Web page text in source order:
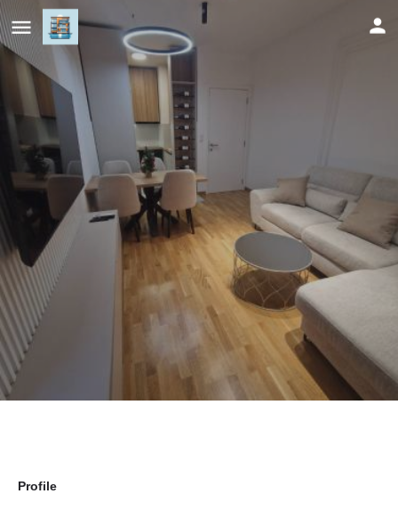
Apartman Damjan
Profile